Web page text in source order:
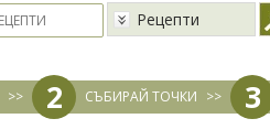
Рецепти
>> 2 СЪБИРАЙ ТОЧКИ >> 3